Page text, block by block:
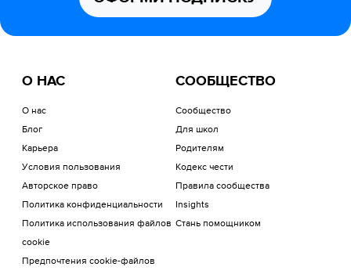
О НАС
О нас
Блог
Карьера
Условия пользования
Авторское право
Политика конфиденциальности
Политика использования файлов
cookie
Предпочтения cookie-файлов
СООБЩЕСТВО
Сообщество
Для школ
Родителям
Кодекс чести
Правила сообщества
Insights
Стань помощником